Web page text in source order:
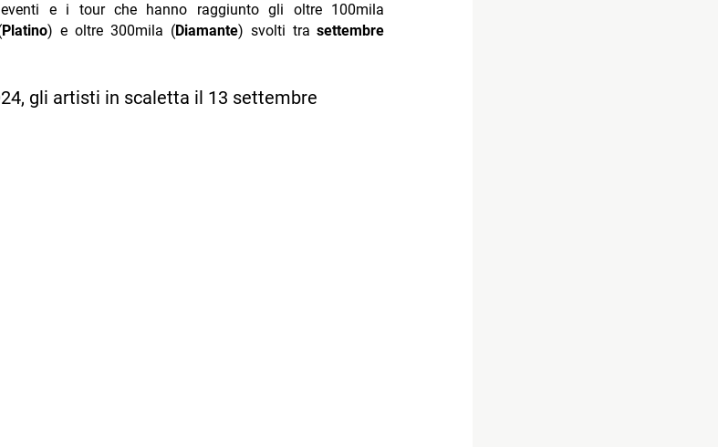
e i tour che hanno raggiunto gli oltre 100mila
Platino) e oltre 300mila (Diamante) svolti trasettembre
gli artisti in scaletta il 13 settembre